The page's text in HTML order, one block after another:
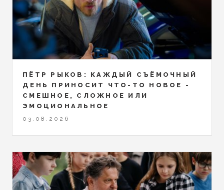
ПЁТР РЫКОВ: КАЖДЫЙ СЪЁМОЧНЫЙ
ДЕНЬ ПРИНОСИТ ЧТО-ТО НОВОЕ -
СМЕШНОЕ, СЛОЖНОЕ ИЛИ
ЭМОЦИОНАЛЬНОЕ
03.08.2026